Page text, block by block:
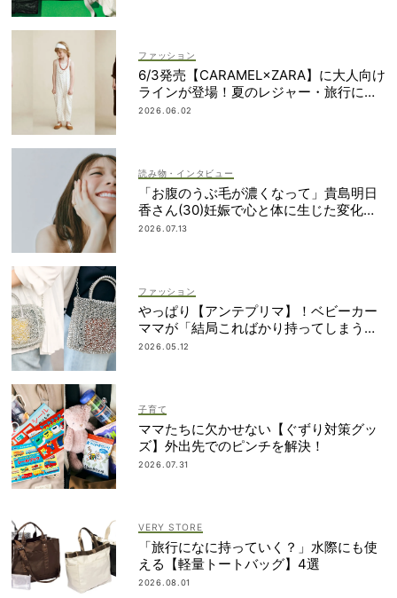
ファッション
6/3発売【CARAMEL×ZARA】に大人向け
ラインが登場！夏のレジャー・旅行にも
おすすめ
2026.06.02
読み物・インタビュー
「お腹のうぶ毛が濃くなって」貴島明日
香さん(30)妊娠で心と体に生じた変化も
「愛しいです」
2026.07.13
ファッション
やっぱり【アンテプリマ】！ベビーカー
ママが「結局こればかり持ってしまう」
納得の理由
2026.05.12
子育て
ママたちに欠かせない【ぐずり対策グッ
ズ】外出先でのピンチを解決！
2026.07.31
VERY STORE
「旅行になに持っていく？」水際にも使
える【軽量トートバッグ】4選
2026.08.01